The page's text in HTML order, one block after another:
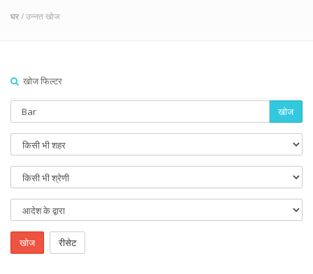
घर/ उन्नत खोज
खोज फिल्टर
खोज
खोज रीसेट